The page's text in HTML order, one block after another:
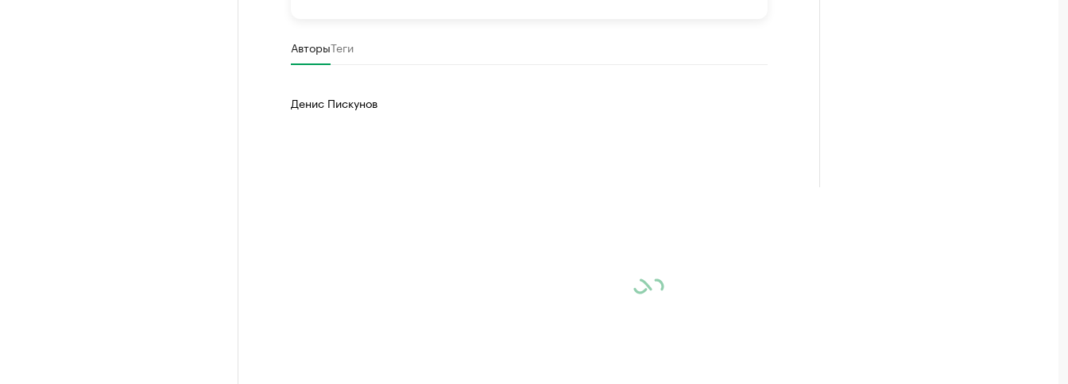
АвторыТеги
Денис Пискунов